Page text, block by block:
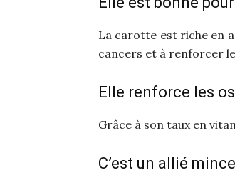
La carotte est riche en
cancers et à renforcer
Elle renforce les
Grâce à son taux en
C’est un allié